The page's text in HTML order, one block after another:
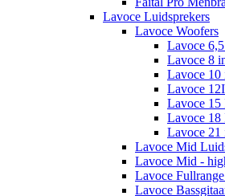
Lavoce Luidsprekers
Lavoce Woofers
Lavoce
Lavoce 8
Lavoce 10
Lavoce
Lavoce 15
Lavoce 18
Lavoce 21
Lavoce Mid
Lavoce Mid -
Lavoce
Lavoce